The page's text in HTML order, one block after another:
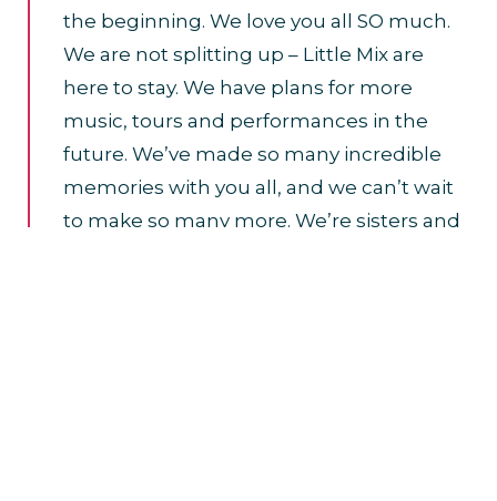
the beginning. We love you all SO much.
We are not splitting up – Little Mix are
here to stay. We have plans for more
music, tours and performances in the
future. We’ve made so many incredible
memories with you all, and we can’t wait
to make so many more. We’re sisters and